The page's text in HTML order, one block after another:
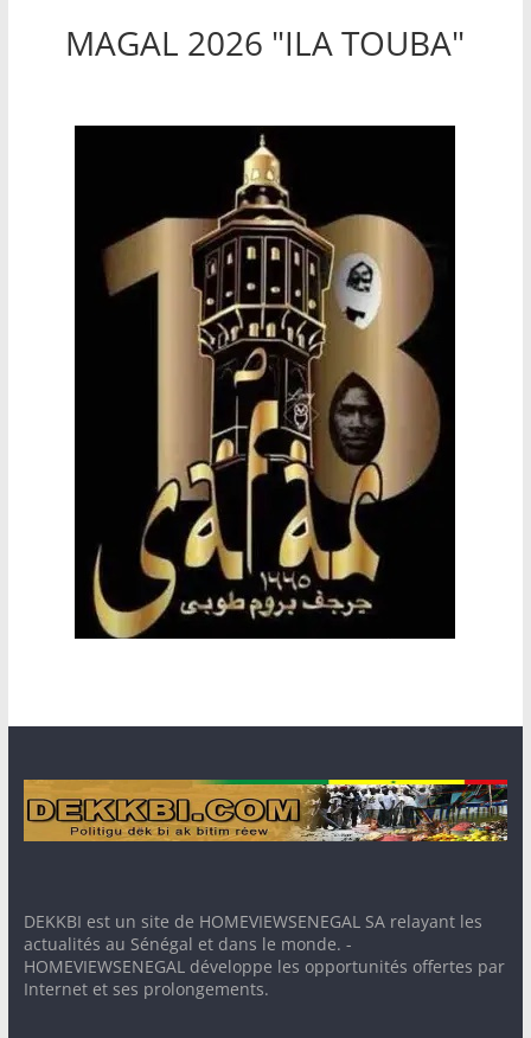
MAGAL 2026 "ILA TOUBA"
DEKKBI est un site de HOMEVIEWSENEGAL SA relayant les
actualités au Sénégal et dans le monde. -
HOMEVIEWSENEGAL développe les opportunités offertes par
Internet et ses prolongements.